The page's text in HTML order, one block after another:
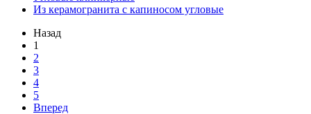
Из керамогранита с капиносом угловые
Назад
1
2
3
4
5
Вперед